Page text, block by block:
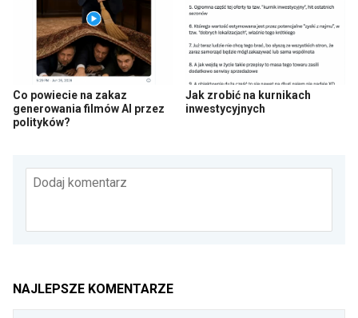
Co powiecie na zakaz
generowania filmów AI przez
polityków?
Jak zrobić na kurnikach
inwestycyjnych
Dodaj komentarz
NAJLEPSZE KOMENTARZE